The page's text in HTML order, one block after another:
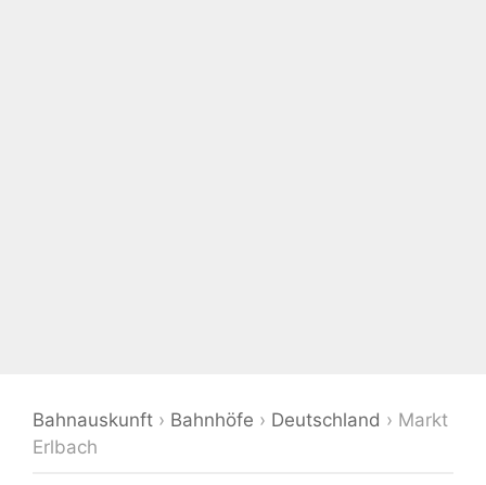
Bahnauskunft › Bahnhöfe › Deutschland › Markt
Erlbach